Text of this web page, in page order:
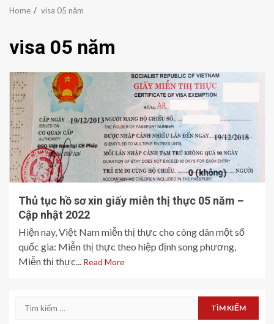
Home visa 05 năm
visa 05 năm
Thủ tục hồ sơ xin giấy miễn thị thực 05 năm –
Cập nhật 2022
Hiện nay, Việt Nam miễn thị thực cho công dân một số
quốc gia: Miễn thị thực theo hiệp định song phương,
Miễn thị thực... Read More
Tìm